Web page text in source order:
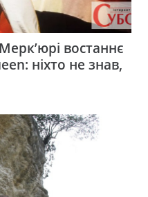
востаннє
ніхто не знав,